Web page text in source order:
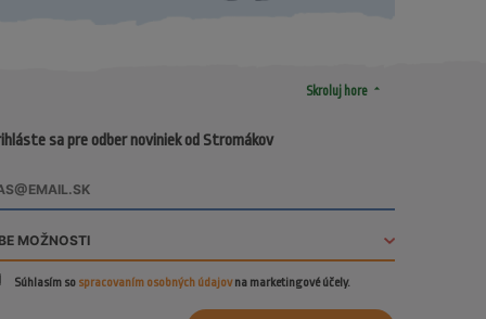
Skroluj hore arrow_drop_up
sa pre odber noviniek od Stromákov
Súhlasím so spracovaním osobných údajovna marketingové účely.